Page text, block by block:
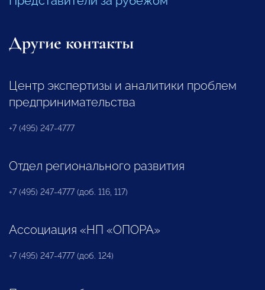
Другие контакты
Центр экспертизы и аналитики проблем
предпринимательства
+7 (495) 247-4777
Отдел регионального развития
+7 (495) 247-4777 (доб. 116, 117)
Ассоциация «НП «ОПОРА»
+7 (495) 247-4777 (доб. 124)